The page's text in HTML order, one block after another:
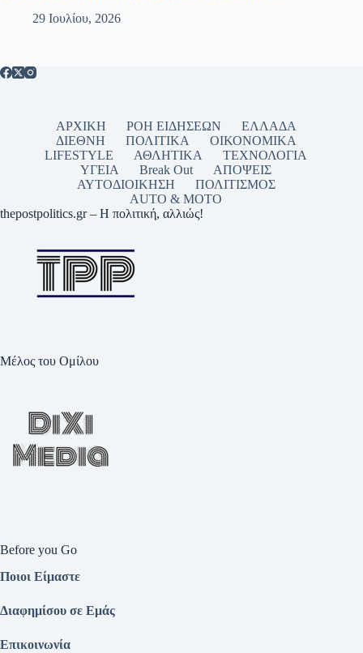
29 Ιουλίου, 2026
ΑΡΧΙΚΗ ΡΟΗ ΕΙΔΗΣΕΩΝ
ΕΛΛΑΔΑ
ΔΙΕΘΝΗ
ΠΟΛΙΤΙΚΑ
ΟΙΚΟΝΟΜΙΚΑ
LIFESTYLE
ΑΘΛΗΤΙΚΑ
ΤΕΧΝΟΛΟΓΙΑ
ΥΓΕΙΑ
Break Out
ΑΠΟΨΕΙΣ
ΑΥΤΟΔΙΟΙΚΗΣΗ
ΠΟΛΙΤΙΣΜΟΣ
AUTO & MOTO
thepostpolitics.gr – Η πολιτική, αλλιώς!
Μέλος του Ομίλου
Before you Go
Ποιοι Είμαστε
Διαφημίσου σε Εμάς
Επικοινωνία